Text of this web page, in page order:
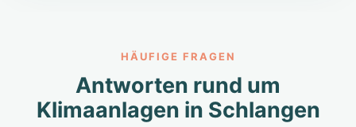
HÄUFIGE FRAGEN
Antworten rund um
Klimaanlagen in Schlangen